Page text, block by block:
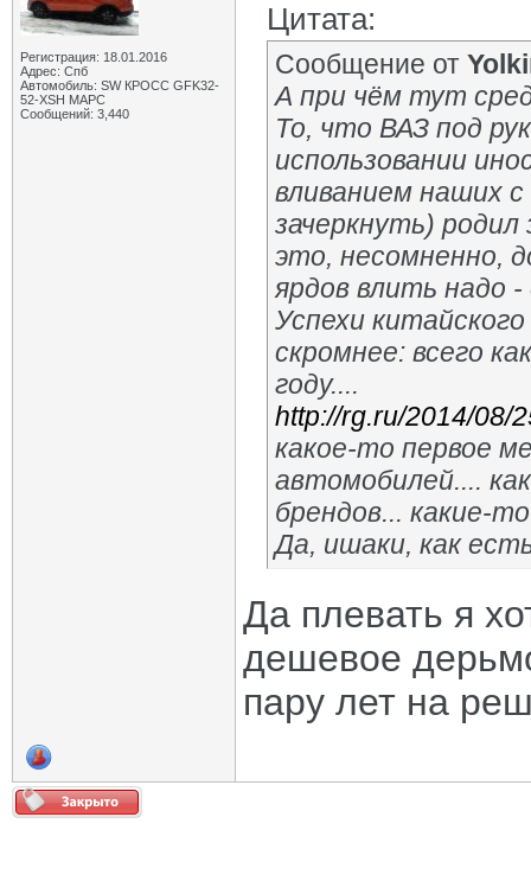
Регистрация: 18.01.2016
Адрес: Спб
Автомобиль: SW КРОСС GFK32-
52-XSH МАРС
Сообщений: 3,440
Цитата:
Сообщение от
А при чём тут
То, что ВАЗ под
использовании
вливанием наших
зачеркнуть)
это, несомненно,
ярдов влить надо
Успехи
скромнее: всего
году....
http://rg.ru/2014/08/
какое-то первое
автомобилей....
брендов... какие-
Да, ишаки, как
Да плевать я
дешевое
пару лет на